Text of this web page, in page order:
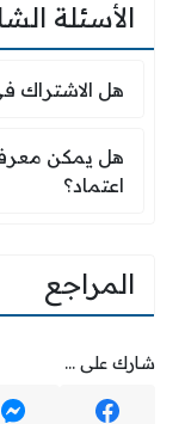
الأسئلة
هل الاشتراك
هل الاشتراك
هل يمكن
هل يمكن
اعتماد؟
المراجع
شارك على ...